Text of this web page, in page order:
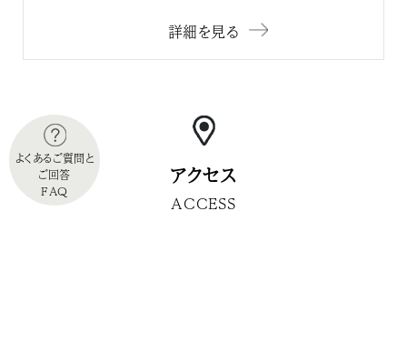
詳細を見る
アクセス
ACCESS
よくあるご質問と
ご回答
FAQ